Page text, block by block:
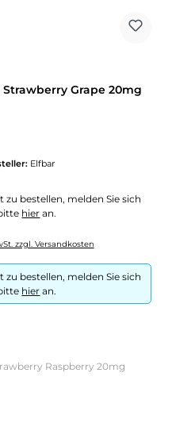
Strawberry Grape 20mg
Elfbar
zu bestellen, melden Sie sich
hier an.
zzgl. Versandkosten
zu bestellen, melden Sie sich
hier an.